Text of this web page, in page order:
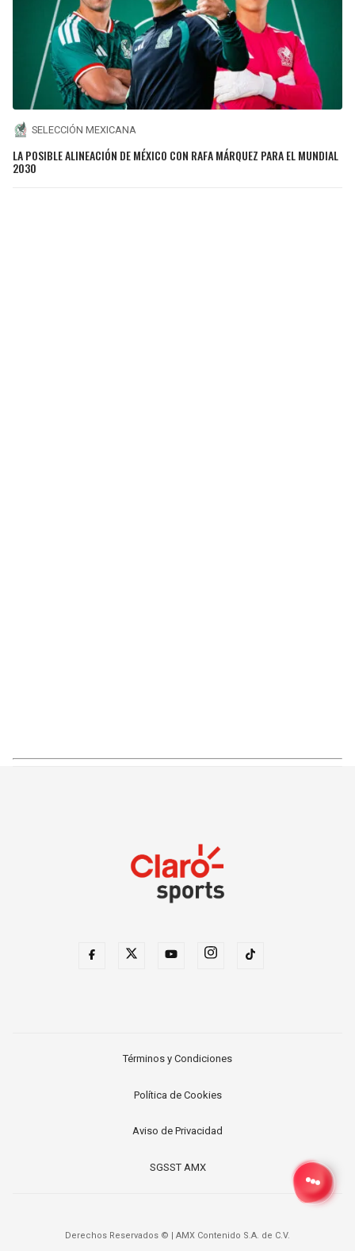
SELECCIÓN MEXICANA
LA POSIBLE ALINEACIÓN DE MÉXICO CON RAFA MÁRQUEZ PARA EL MUNDIAL
2030
Términos y Condiciones
Política de Cookies
Aviso de Privacidad
SGSST AMX
Derechos Reservados © AMX Contenido S.A. de C.V.